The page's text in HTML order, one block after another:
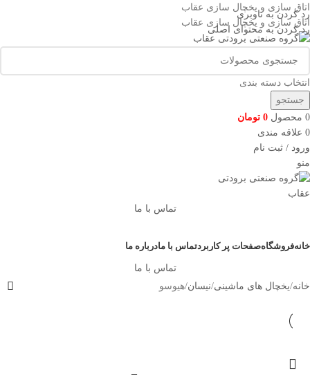
رد کردن به ناوبری
رد کردن به محتوای اصلی
اتاق سازی و یخچال سازی عقاب
اتاق سازی و یخچال سازی عقاب
انتخاب دسته بندی
جستجو
0 محصول 0 تومان
0 علاقه مندی
ورود / ثبت نام
منو
تماس با ما
خانهفروشگاهصفحات پر کاربردتماس با مادرباره ما
تماس با ما
خانه یخچال های ماشینی نیسان هیوسو